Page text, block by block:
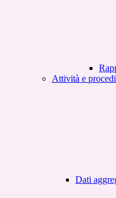
Attività e
Dati